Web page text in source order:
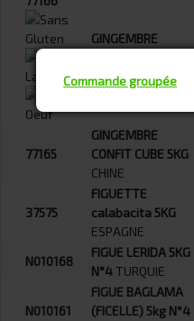
GINGEMBRE
5KGCHINE
77165
GINGEMBRE
CONFIT CUBE 5KG
CHINE
37575
FIGUETTE
calabacita 5KG
ESPAGNE
N010168
FIGUE LERIDA 5KG
N°4 TURQUIE
N010161
FIGUE BAGLAMA
(FICELLE) 5kg N°4
Commande groupée